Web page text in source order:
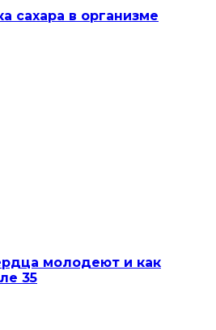
сахара в организме
молодеют и как
35